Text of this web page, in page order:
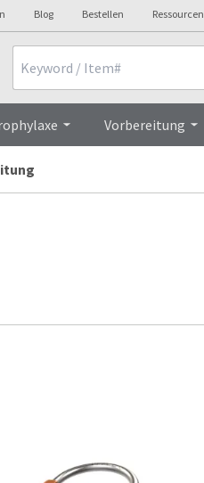
Blog Bestellen Ressourcen
Vorbereitung